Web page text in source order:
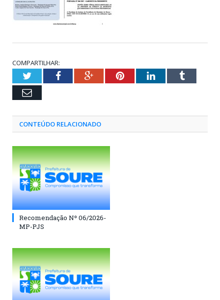
COMPARTILHAR:
TwitterFacebookGoogle+PinterestLinkedInTumblr
Email
CONTEÚDO RELACIONADO
Recomendação Nº 06/2026-
MP-PJS